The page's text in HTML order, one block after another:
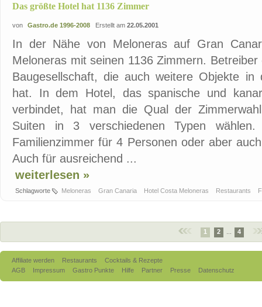
Das größte Hotel hat 1136 Zimmer
von Gastro.de 1996-2008 Erstellt am 22.05.2001
In der Nähe von Meloneras auf Gran
Meloneras mit seinen 1136 Zimmern.
Baugesellschaft, die auch weitere Objekte in
hat. In dem Hotel, das spanische und
verbindet, hat man die Qual der
Suiten in 3 verschiedenen Typen
Familienzimmer für 4 Personen oder aber
Auch für ausreichend ...
weiterlesen »
Schlagworte Meloneras Gran Canaria Hotel Costa Meloneras Restaurants
1 2 4
Affiliate werden Restaurants
Cocktails & Rezepte
AGB
Impressum Gastro Punkte Hilfe Partner Presse Datenschutz